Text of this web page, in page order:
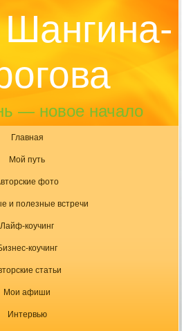
— новое начало
Главная
Мой путь
фото
и полезные встречи
Лайф-коучинг
коучинг
статьи
Мои афиши
Интервью